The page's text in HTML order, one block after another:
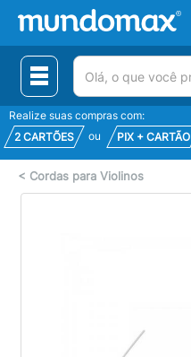
(pesquisar)
Realize suas compras com:
2 CARTÕES
ou PIX + CARTÃO
< Cordas para Violinos